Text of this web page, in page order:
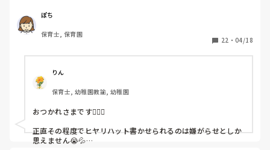
（そう言う本人は書かない）
しかも、上司に↑この内容でも
ちゃんと考えて対策を練って書き込むようにと。
呼ばれて一緒に対策を考えさせられること多数
これだけで30〜40分拘束されて辛いです
皆さんの園はどうですか?
ぽち
保育士, 保育園
22 ・ 04/18
りん
保育士, 幼稚園教諭, 幼稚園
おつかれさまです🙇🏻‍♀️
正直その程度でヒヤリハット書かせられるのは嫌がらせとしか
思えません😭💦